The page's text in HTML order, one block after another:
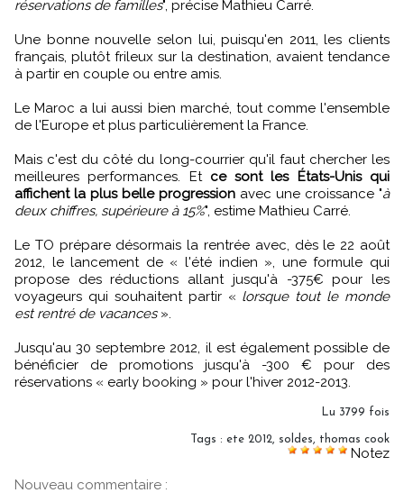
réservations de familles", précise Mathieu Carré.
Une bonne nouvelle selon lui, puisqu'en 2011, les clients
français, plutôt frileux sur la destination, avaient tendance
à partir en couple ou entre amis.
Le Maroc a lui aussi bien marché, tout comme l'ensemble
de l'Europe et plus particulièrement la France.
Mais c'est du côté du long-courrier qu'il faut chercher les
meilleures performances. Et ce sont les États-Unis qui
affichent la plus belle progression avec une croissance "à
deux chiffres, supérieure à 15%", estime Mathieu Carré.
Le TO prépare désormais la rentrée avec, dès le 22 août
2012, le lancement de « l'été indien », une formule qui
propose des réductions allant jusqu'à -375€ pour les
voyageurs qui souhaitent partir « lorsque tout le monde
est rentré de vacances».
Jusqu'au 30 septembre 2012, il est également possible de
bénéficier de promotions jusqu'à -300 € pour des
réservations « early booking » pour l'hiver 2012-2013.
Lu 3799 fois
Tags : ete 2012, soldes, thomas cook
Notez
Nouveau commentaire :